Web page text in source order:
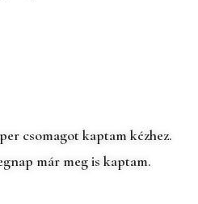
csomagot kaptam kézhez.
már meg is kaptam.